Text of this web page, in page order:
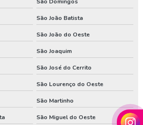
santa catarina
no parana
São João Batista
São João do Oeste
São Joaquim
São José do Cerrito
São Lourenço do Oeste
São Martinho
São Miguel do Oeste